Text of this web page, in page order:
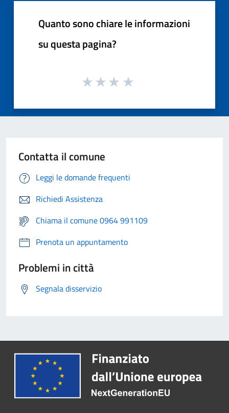
Quanto sono chiare le informazioni
su questa pagina?
Contatta il comune
Leggi le domande frequenti
Richiedi Assistenza
Chiama il comune 0964 991109
Prenota un appuntamento
Problemi in città
Segnala disservizio